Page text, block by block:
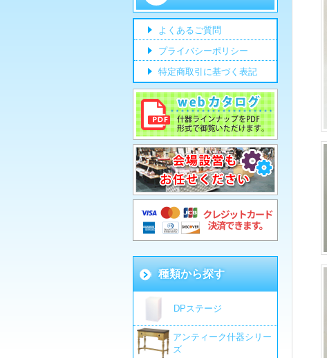
よくあるご質問
プライバシーポリシー
特定商取引に基づく表記
種類から探す
DPステージ
アンティーク什器シリー
ズ